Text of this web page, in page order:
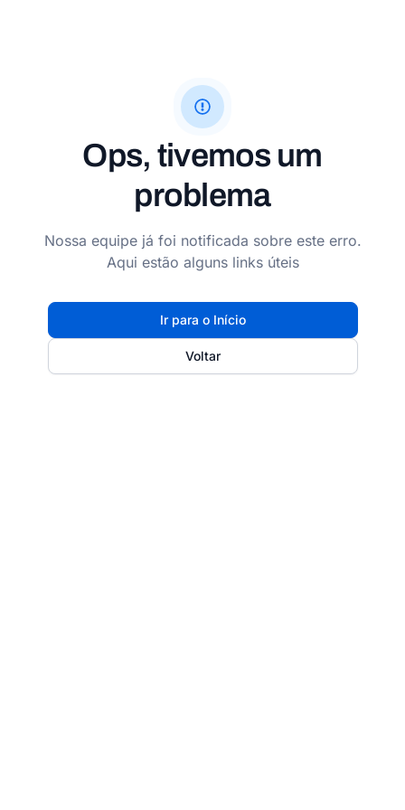
Ops, tivemos um
problema
Nossa equipe já foi notificada sobre este erro.
Aqui estão alguns links úteis
Ir para o Início
Voltar